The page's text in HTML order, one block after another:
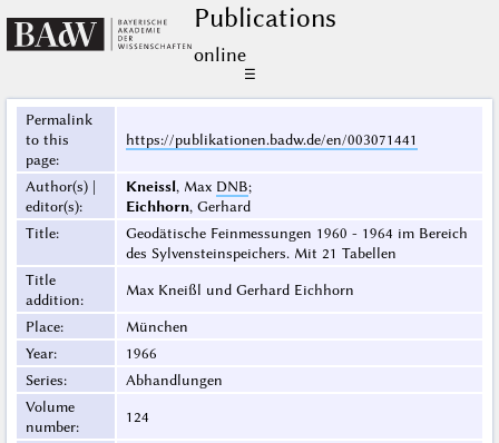
Publications
online
☰
Permalink
to this
page:
https://publikationen.badw.de/en/003071441
Author(s) |
editor(s):
Kneissl, Max DNB;
Eichhorn, Gerhard
Title:
Geodätische Feinmessungen 1960 - 1964 im Bereich
des Sylvensteinspeichers. Mit 21 Tabellen
Title
addition:
Max Kneißl und Gerhard Eichhorn
Place:
München
Year:
1966
Series:
Abhandlungen
Volume
number:
124